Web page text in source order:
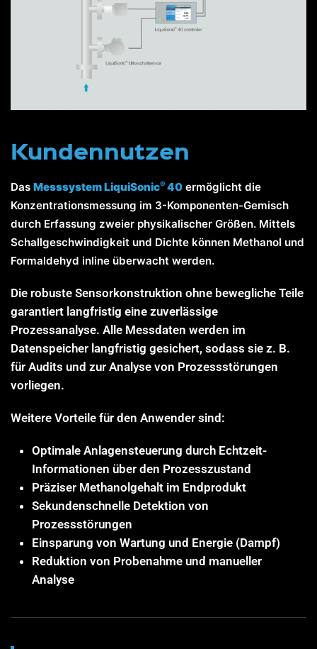
Kundennutzen
Das Messsystem LiquiSonic® 40 ermöglicht die
Konzentrationsmessung im 3-Komponenten-Gemisch
durch Erfassung zweier physikalischer Größen. Mittels
Schallgeschwindigkeit und Dichte können Methanol und
Formaldehyd inline überwacht werden.
Die robuste Sensorkonstruktion ohne bewegliche Teile
garantiert langfristig eine zuverlässige
Prozessanalyse. Alle Messdaten werden im
Datenspeicher langfristig gesichert, sodass sie z. B.
für Audits und zur Analyse von Prozessstörungen
vorliegen.
Weitere Vorteile für den Anwender sind:
Optimale Anlagensteuerung durch Echtzeit-
Informationen über den Prozesszustand
Präziser Methanolgehalt im Endprodukt
Sekundenschnelle Detektion von
Prozessstörungen
Einsparung von Wartung und Energie (Dampf)
Reduktion von Probenahme und manueller
Analyse